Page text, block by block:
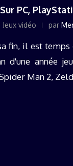
Sur PC,
Jeux vidéo par
fin, il est
d'une année
Man 2,